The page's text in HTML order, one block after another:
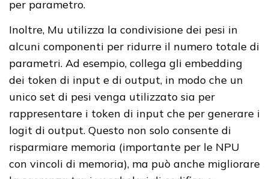
per parametro.
Inoltre, Mu utilizza la condivisione dei pesi in
alcuni componenti per ridurre il numero totale di
parametri. Ad esempio, collega gli embedding
dei token di input e di output, in modo che un
unico set di pesi venga utilizzato sia per
rappresentare i token di input che per generare i
logit di output. Questo non solo consente di
risparmiare memoria (importante per le NPU
con vincoli di memoria), ma può anche migliorare